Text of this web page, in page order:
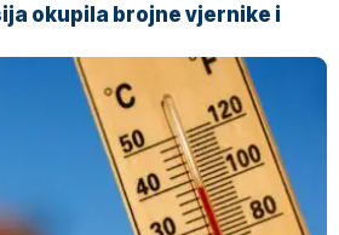
okupila brojne vjernike i